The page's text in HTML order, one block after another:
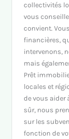
collectivités
vous
convient.
financières,
intervenons,
mais
Prêt
locales et
de vous aider
sûr, nous
sur les
fonction de